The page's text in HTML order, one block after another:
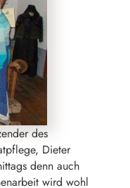
des
Dieter
denn auch
wird wohl